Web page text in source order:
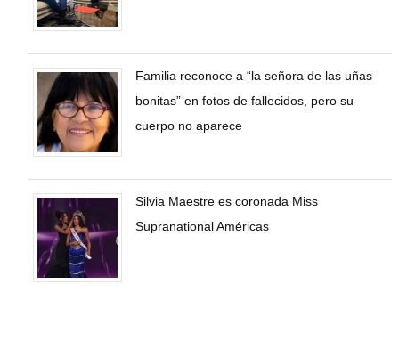
Familia reconoce a “la señora de las uñas
bonitas” en fotos de fallecidos, pero su
cuerpo no aparece
Silvia Maestre es coronada Miss
Supranational Américas